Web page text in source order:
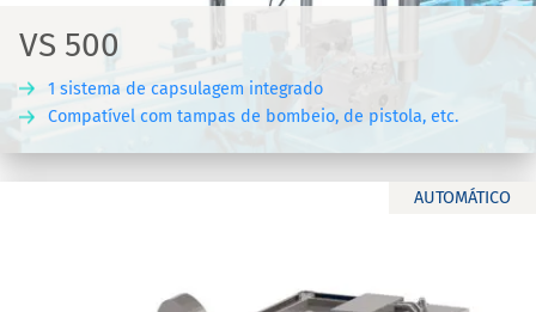
VS 500
1 sistema de capsulagem integrado
Compatível com tampas de bombeio, de pistola, etc.
AUTOMÁTICO